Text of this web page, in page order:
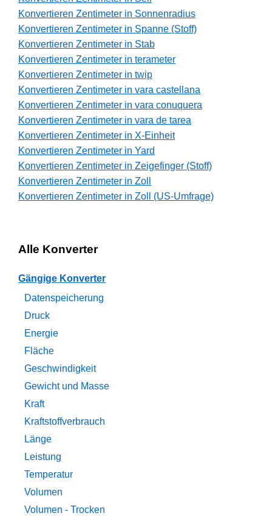
Konvertieren Zentimeter in Sonnenradius
Konvertieren Zentimeter in Spanne (Stoff)
Konvertieren Zentimeter in Stab
Konvertieren Zentimeter in terameter
Konvertieren Zentimeter in twip
Konvertieren Zentimeter in vara castellana
Konvertieren Zentimeter in vara conuquera
Konvertieren Zentimeter in vara de tarea
Konvertieren Zentimeter in X-Einheit
Konvertieren Zentimeter in Yard
Konvertieren Zentimeter in Zeigefinger (Stoff)
Konvertieren Zentimeter in Zoll
Konvertieren Zentimeter in Zoll (US-Umfrage)
Alle Konverter
Gängige Konverter
Datenspeicherung
Druck
Energie
Fläche
Geschwindigkeit
Gewicht und Masse
Kraft
Kraftstoffverbrauch
Länge
Leistung
Temperatur
Volumen
Volumen - Trocken